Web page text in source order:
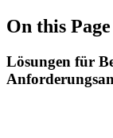
On this Page
Lösungen für